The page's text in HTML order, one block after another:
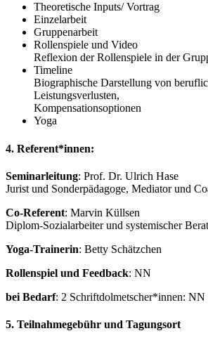
Theoretische Inputs/ Vortrag
Einzelarbeit
Gruppenarbeit
Rollenspiele und Video
Reflexion der Rollenspiele in der
Timeline
Biographische Darstellung von
Leistungsverlusten,
Kompensationsoptionen
Yoga
4. Referent*innen:
Seminarleitung: Prof. Dr. Ulrich Hase
Jurist und Sonderpädagoge, Mediator und
Co-Referent: Marvin Küllsen
Diplom-Sozialarbeiter und systemischer
Yoga-Trainerin: Betty Schätzchen
Rollenspiel und Feedback: NN
bei Bedarf: 2 Schriftdolmetscher*innen: NN
5. Teilnahmegebühr und Tagungsort